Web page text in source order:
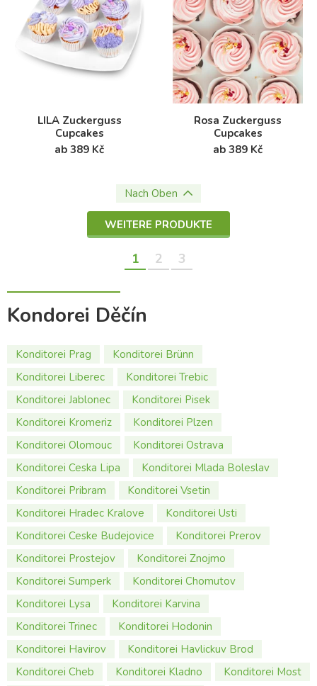
LILA Zuckerguss
Cupcakes
ab 389 Kč
Rosa Zuckerguss
Cupcakes
ab 389 Kč
Nach Oben
WEITERE PRODUKTE
1 2 3
Kondorei Děčín
Konditorei Prag
Konditorei Brünn
Konditorei Liberec
Konditorei Trebic
Konditorei Jablonec
Konditorei Pisek
Konditorei Kromeriz
Konditorei Plzen
Konditorei Olomouc
Konditorei Ostrava
Konditorei Ceska Lipa
Konditorei Mlada Boleslav
Konditorei Pribram
Konditorei Vsetin
Konditorei Hradec Kralove
Konditorei Usti
Konditorei Ceske Budejovice
Konditorei Prerov
Konditorei Prostejov
Konditorei Znojmo
Konditorei Sumperk
Konditorei Chomutov
Konditorei Lysa
Konditorei Karvina
Konditorei Trinec
Konditorei Hodonin
Konditorei Havirov
Konditorei Havlickuv Brod
Konditorei Cheb
Konditorei Kladno
Konditorei Most